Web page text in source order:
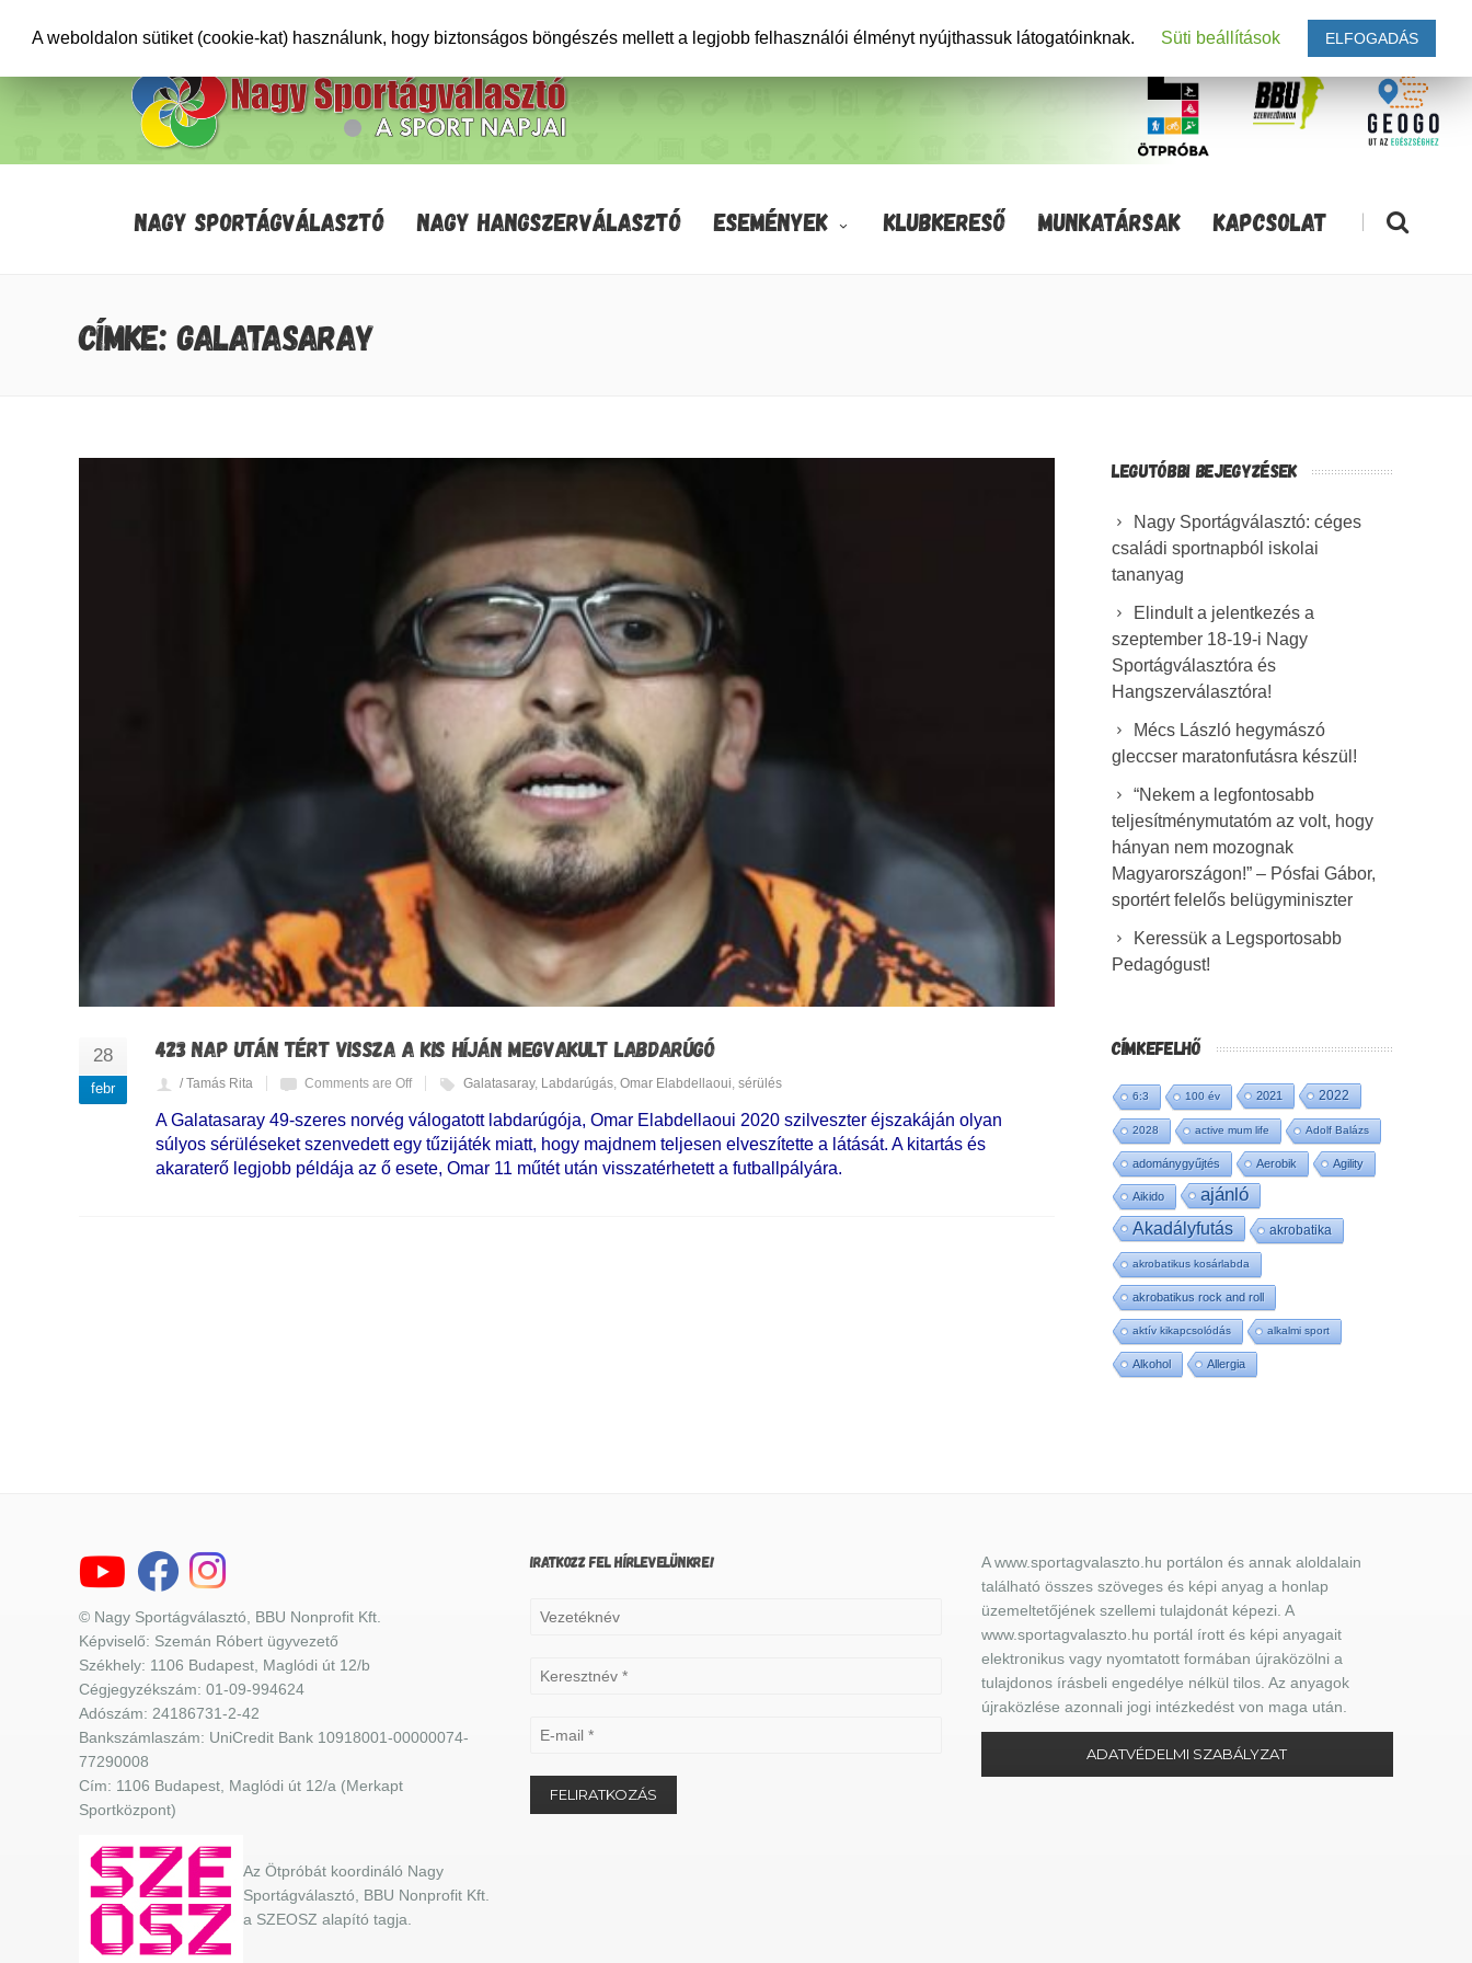
NAGY SPORTÁGVÁLASZTÓ NAGY HANGSZERVÁLASZTÓ ESEMÉNYEK KLUBKERESŐ MUNKATÁRSAK KAPCSOLAT |
CÍMKE: GALATASARAY
28
febr
423 NAP UTÁN TÉRT VISSZA A KIS HÍJÁN MEGVAKULT LABDARÚGÓ
/ Tamás Rita Comments are Off Galatasaray, Labdarúgás Omar Elabdellaoui sérülés
A Galatasaray 49-szeres norvég válogatott labdarúgója, Omar Elabdellaoui 2020 szilveszter éjszakáján olyan
súlyos sérüléseket szenvedett egy tűzijáték miatt, hogy majdnem teljesen elveszítette a látását. A kitartás és
akaraterő legjobb példája az ő esete, Omar 11 műtét után visszatérhetett a futballpályára.
LEGUTÓBBI BEJEGYZÉSEK
Nagy Sportágválasztó: céges
családi sportnapból iskolai
tananyag
Elindult a jelentkezés a
szeptember 18-19-i Nagy
Sportágválasztóra és
Hangszerválasztóra!
Mécs László hegymászó
gleccser maratonfutásra készül!
“Nekem a legfontosabb
teljesítménymutatóm az volt, hogy
hányan nem mozognak
Magyarországon!” – Pósfai Gábor,
sportért felelős belügyminiszter
Keressük a Legsportosabb
Pedagógust!
CÍMKEFELHŐ
6:3 100 év 2021 2022
2028 active mum life Adolf Balázs
adománygyűjtés Aerobik Agility
Aikido ajánló
Akadályfutás akrobatika
akrobatikus kosárlabda
akrobatikus rock and roll
aktív kikapcsolódás alkalmi sport
Alkohol Allergia
© Nagy Sportágválasztó, BBU Nonprofit Kft.
Képviselő: Szemán Róbert ügyvezető
Székhely: 1106 Budapest, Maglódi út 12/b
Cégjegyzékszám: 01-09-994624
Adószám: 24186731-2-42
Bankszámlaszám: UniCredit Bank 10918001-00000074-
77290008
Cím: 1106 Budapest, Maglódi út 12/a (Merkapt
Sportközpont)
Az Ötpróbát koordináló Nagy
Sportágválasztó, BBU Nonprofit Kft.
a SZEOSZ alapító tagja.
IRATKOZZ FEL HÍRLEVELÜNKRE!
A www.sportagvalaszto.hu portálon és annak aloldalain
található összes szöveges és képi anyag a honlap
üzemeltetőjének szellemi tulajdonát képezi. A
www.sportagvalaszto.hu portál írott és képi anyagait
elektronikus vagy nyomtatott formában újraközölni a
tulajdonos írásbeli engedélye nélkül tilos. Az anyagok
újraközlése azonnali jogi intézkedést von maga után.
ADATVÉDELMI SZABÁLYZAT
A weboldalon sütiket (cookie-kat) használunk, hogy biztonságos böngészés mellett a legjobb felhasználói élményt nyújthassuk látogatóinknak. Süti beállítások ELFOGADÁS